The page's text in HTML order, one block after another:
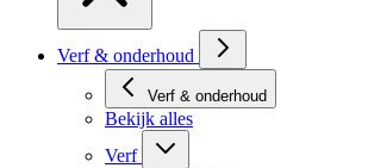
Verf & onderhoud
Verf & onderhoud
Bekijk alles
Verf